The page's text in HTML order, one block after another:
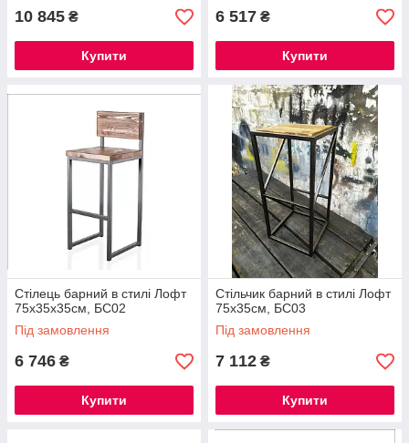
10 845 ₴
Купити
6 517 ₴
Купити
Стілець барний в стилі Лофт
75х35х35см, БС02
Під замовлення
6 746 ₴
Купити
Стільчик барний в стилі Лофт
75х35см, БС03
Під замовлення
7 112 ₴
Купити